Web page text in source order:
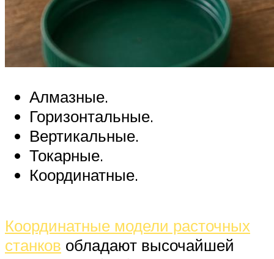
Алмазные.
Горизонтальные.
Вертикальные.
Токарные.
Координатные.
Координатные модели расточных
станков обладают высочайшей